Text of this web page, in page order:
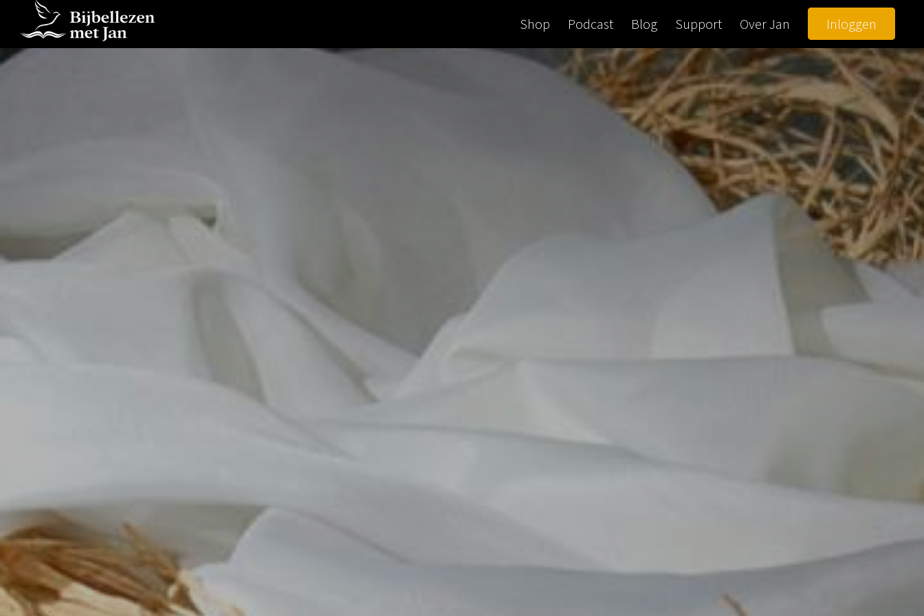
Shop Podcast Blog Support Over Jan Inloggen